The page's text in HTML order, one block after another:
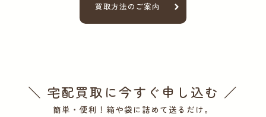
買取方法のご案内
＼ 宅配買取に今すぐ申し込む ／
簡単・便利！箱や袋に詰めて送るだけ。